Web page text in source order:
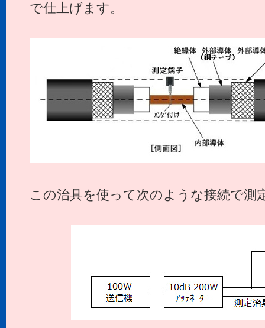
で仕上げます。
この治具を使って次のような接続で測